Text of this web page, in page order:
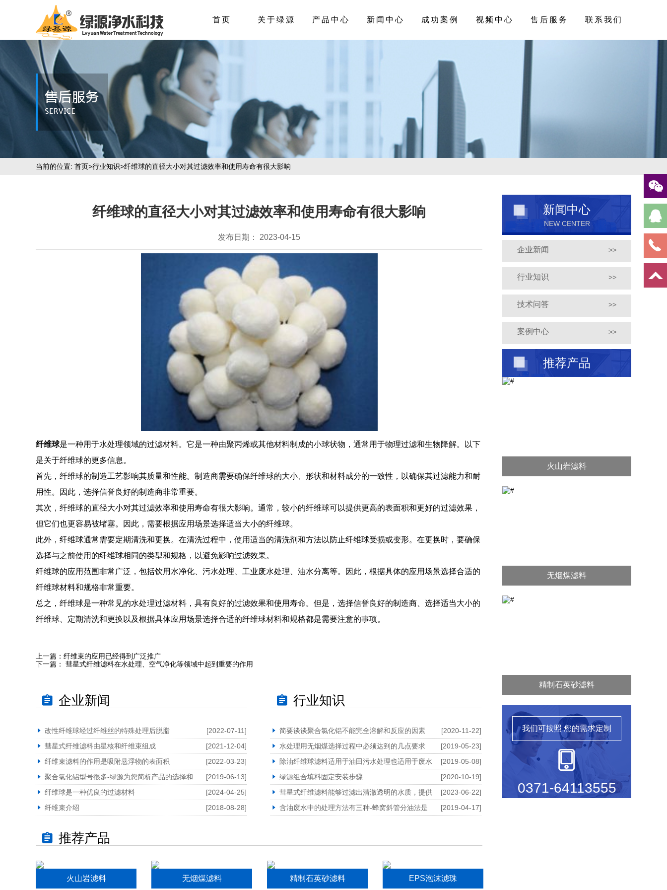
首页 关于绿源 产品中心 新闻中心 成功案例 视频中心 售后服务 联系我们
当前的位置: 首页>行业知识>纤维球的直径大小对其过滤效率和使用寿命有很大影响
新闻中心
NEW CENTER
企业新闻 >>
行业知识 >>
技术问答 >>
案例中心 >>
推荐产品
火山岩滤料
无烟煤滤料
精制石英砂滤料
我们可按照您的需求定制
0371-64113555
纤维球的直径大小对其过滤效率和使用寿命有很大影响
发布日期： 2023-04-15
纤维球是一种用于水处理领域的过滤材料。它是一种由聚丙烯或其他材料制成的小球状物，通常用于物理过滤和生物降解。以下
是关于纤维球的更多信息。
首先，纤维球的制造工艺影响其质量和性能。制造商需要确保纤维球的大小、形状和材料成分的一致性，以确保其过滤能力和耐
用性。因此，选择信誉良好的制造商非常重要。
其次，纤维球的直径大小对其过滤效率和使用寿命有很大影响。通常，较小的纤维球可以提供更高的表面积和更好的过滤效果，
但它们也更容易被堵塞。因此，需要根据应用场景选择适当大小的纤维球。
此外，纤维球通常需要定期清洗和更换。在清洗过程中，使用适当的清洗剂和方法以防止纤维球受损或变形。在更换时，要确保
选择与之前使用的纤维球相同的类型和规格，以避免影响过滤效果。
纤维球的应用范围非常广泛，包括饮用水净化、污水处理、工业废水处理、油水分离等。因此，根据具体的应用场景选择合适的
纤维球材料和规格非常重要。
总之，纤维球是一种常见的水处理过滤材料，具有良好的过滤效果和使用寿命。但是，选择信誉良好的制造商、选择适当大小的
纤维球、定期清洗和更换以及根据具体应用场景选择合适的纤维球材料和规格都是需要注意的事项。
上一篇： 纤维束的应用已经得到广泛推广
下一篇：
彗星式纤维滤料在水处理、空气净化等领域中起到重要的作用
企业新闻
改性纤维球经过纤维丝的特殊处理后脱脂
[2022-07-11]
彗星式纤维滤料由星核和纤维束组成
[2021-12-04]
纤维束滤料的作用是吸附悬浮物的表面积
[2022-03-23]
聚合氯化铝型号很多-绿源为您简析产品的选择和
[2019-06-13]
纤维球是一种优良的过滤材料
[2024-04-25]
纤维束介绍
[2018-08-28]
行业知识
简要谈谈聚合氯化铝不能完全溶解和反应的因素
[2020-11-22]
水处理用无烟煤选择过程中必须达到的几点要求
[2019-05-23]
除油纤维球滤料适用于油田污水处理也适用于废水
[2019-05-08]
绿源组合填料固定安装步骤
[2020-10-19]
彗星式纤维滤料能够过滤出清澈透明的水质，提供
[2023-06-22]
含油废水中的处理方法有三种-蜂窝斜管分油法是
[2019-04-17]
推荐产品
火山岩滤料 无烟煤滤料 精制石英砂滤料 EPS泡沫滤珠